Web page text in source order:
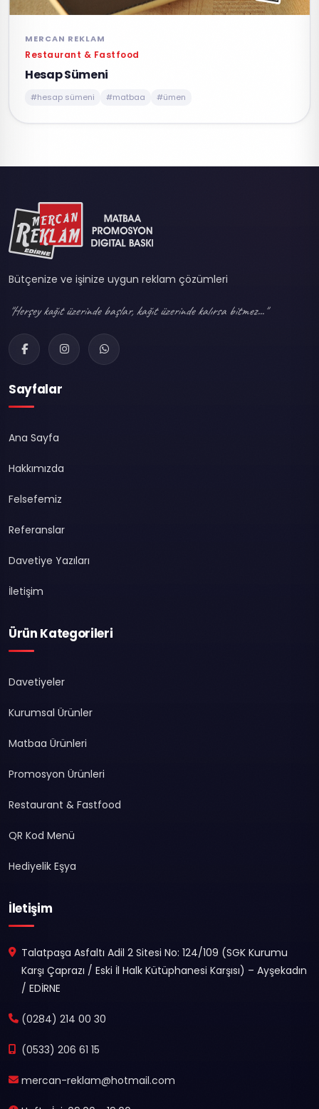
MERCAN REKLAM
Restaurant & Fastfood
Hesap Sümeni
#hesap sümeni #matbaa #ümen
Bütçenize ve işinize uygun reklam çözümleri
"Herşey kağıt üzerinde başlar, kağıt üzerinde kalırsa bitmez..."
Sayfalar
Ana Sayfa
Hakkımızda
Felsefemiz
Referanslar
Davetiye Yazıları
İletişim
Ürün Kategorileri
Davetiyeler
Kurumsal Ürünler
Matbaa Ürünleri
Promosyon Ürünleri
Restaurant & Fastfood
QR Kod Menü
Hediyelik Eşya
İletişim
Talatpaşa Asfaltı Adil 2 Sitesi No: 124/109 (SGK Kurumu
Karşı Çaprazı / Eski İl Halk Kütüphanesi Karşısı) – Ayşekadın
/ EDİRNE
(0284) 214 00 30
(0533) 206 61 15
mercan-reklam@hotmail.com